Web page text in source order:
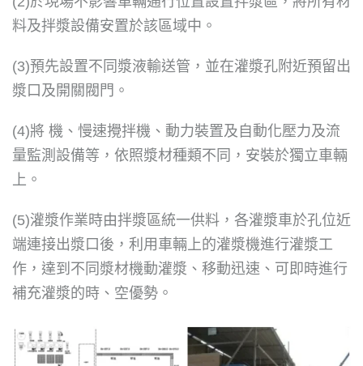
料及拌漿設備安置於該區域中。
(3)預先設置不同漿液輸送管，並在灌漿孔附近預留出
漿口及開關閥門。
(4)將 機、慢速攪拌機、動力裝置及自動化壓力及流
量監測設備等，依照漿材種類不同，安裝於獨立車輛
上。
(5)灌漿作業時由拌漿區統一供料，各灌漿車於孔位近
端連接出漿口後，利用車輛上的灌漿機進行灌漿工
作，達到不同漿材機動灌漿、移動迅速、可即時進行
補充灌漿的時、空優勢。